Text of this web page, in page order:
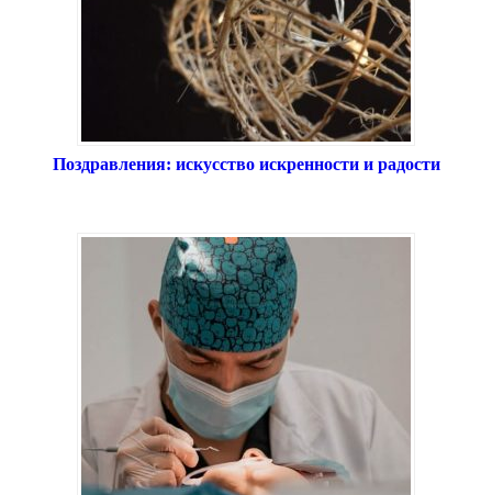
Поздравления: искусство искренности и радости